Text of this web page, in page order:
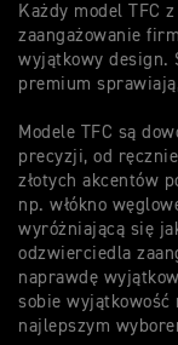
Każdy model TFC
zaangażowanie
wyjątkowy design.
premium
Modele TFC są
precyzji, od
złotych akcentów
np. włókno
wyróżniającą się
odzwierciedla
naprawdę
sobie wyjątkowość
najlepszym